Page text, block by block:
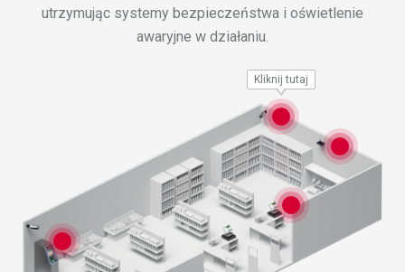
utrzymując systemy bezpieczeństwa i oświetlenie
awaryjne w działaniu.
Kliknij tutaj